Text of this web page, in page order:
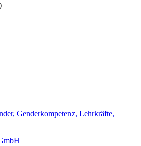
Genderkompetenz, Lehrkräfte,